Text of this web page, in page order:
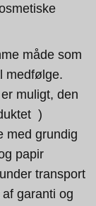
måde som
medfølge.
muligt, den
)
med grundig
papir
transport
garanti og